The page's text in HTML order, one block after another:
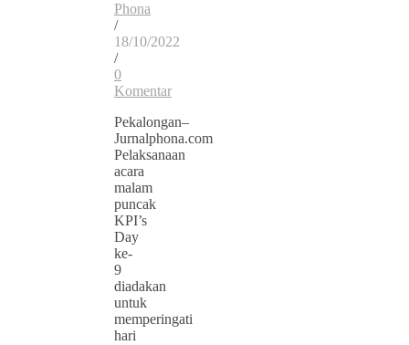
Phona
/
18/10/2022
/
0
Komentar
Pekalongan–
Jurnalphona.com
Pelaksanaan
acara
malam
puncak
KPI’s
Day
ke-
9
diadakan
untuk
memperingati
hari